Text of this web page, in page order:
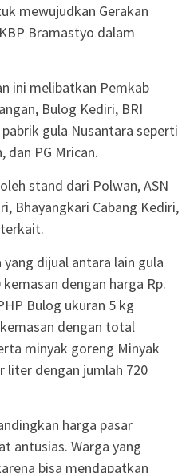
mewujudkan Gerakan
Bramastyo dalam
ini melibatkan Pemkab
Bulog Kediri, BRI
gula Nusantara seperti
dan PG Mrican.
stand dari Polwan, ASN
Bhayangkari Cabang Kediri,
dijual antara lain gula
dengan harga Rp.
Bulog ukuran 5 kg
dengan total
minyak goreng Minyak
liter dengan jumlah 720
harga pasar
antusias. Warga yang
bisa mendapatkan